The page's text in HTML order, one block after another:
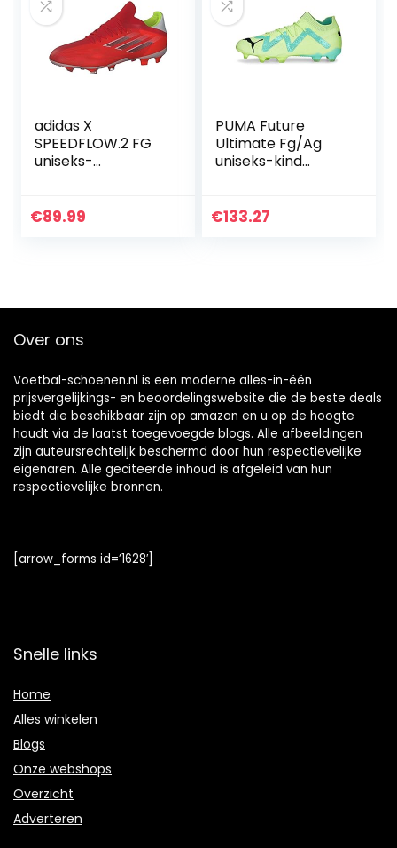
adidas X
SPEEDFLOW.2 FG
uniseks-
€89.99
PUMA Future
Ultimate Fg/Ag
uniseks-kind
€133.27
Over ons
Voetbal-schoenen.nl is een moderne alles-in-één
prijsvergelijkings- en beoordelingswebsite die de beste deals
biedt die beschikbaar zijn op amazon en u op de hoogte
houdt via de laatst toegevoegde blogs. Alle afbeeldingen
zijn auteursrechtelijk beschermd door hun respectievelijke
eigenaren. Alle geciteerde inhoud is afgeleid van hun
respectievelijke bronnen.
[arrow_forms id=’1628′]
Snelle links
Home
Alles winkelen
Blogs
Onze webshops
Overzicht
Adverteren